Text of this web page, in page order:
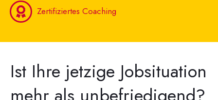
Zertifiziertes Coaching
Ist Ihre jetzige Jobsituation